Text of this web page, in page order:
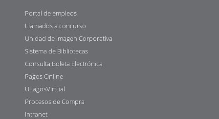
Portal de empleos
Llamados a concurso
Unidad de Imagen Corporativa
Sistema de Bibliotecas
Consulta Boleta Electrónica
Pagos Online
ULagosVirtual
Procesos de Compra
Intranet